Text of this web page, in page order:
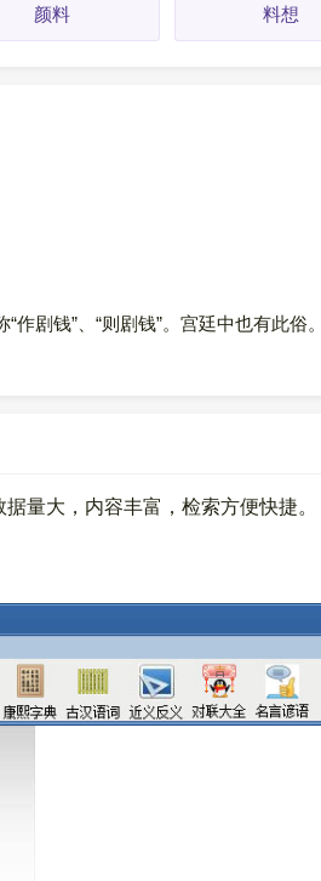
颜料 料想
剧钱”、“则剧钱”。宫廷中也有此
量大，内容丰富，检索方便快捷。